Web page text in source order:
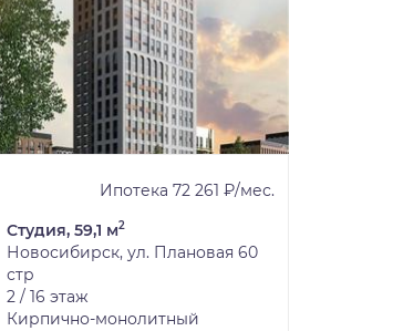
Ипотека 72 261 ₽/мес.
Студия, 59,1 м2
Новосибирск, ул. Плановая 60
стр
2 / 16 этаж
Кирпично-монолитный